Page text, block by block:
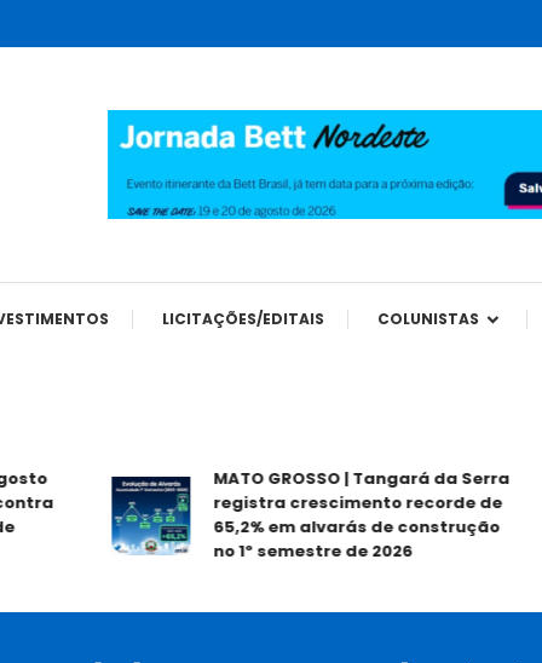
LICITAÇÕES/EDITAIS COLUNISTAS
MATO GROSSO | Tangará da Serra
registra crescimento recorde de
65,2% em alvarás de construção
no 1º semestre de 2026